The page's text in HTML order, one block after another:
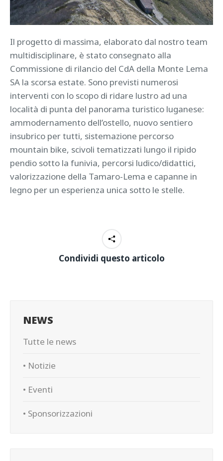
Il progetto di massima, elaborato dal nostro team
multidisciplinare, è stato consegnato alla
Commissione di rilancio del CdA della Monte Lema
SA la scorsa estate. Sono previsti numerosi
interventi con lo scopo di ridare lustro ad una
località di punta del panorama turistico luganese:
ammodernamento dell’ostello, nuovo sentiero
insubrico per tutti, sistemazione percorso
mountain bike, scivoli tematizzati lungo il ripido
pendio sotto la funivia, percorsi ludico/didattici,
valorizzazione della Tamaro-Lema e capanne in
legno per un esperienza unica sotto le stelle.
Condividi questo articolo
NEWS
Tutte le news
• Notizie
• Eventi
• Sponsorizzazioni